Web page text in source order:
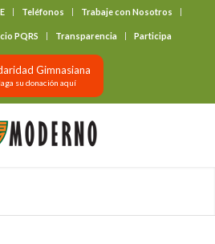
Teléfonos Trabaje con Nosotros
PQRS Transparencia Participa
Gimnasiana
su donación aquí